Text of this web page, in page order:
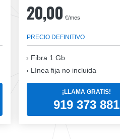
20,00 €/mes
PRECIO DEFINITIVO
Fibra 1 Gb
Línea fija no incluida
¡LLAMA GRATIS!
919 373 881